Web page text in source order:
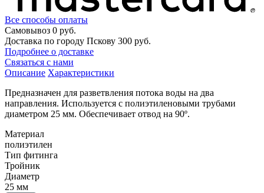
Все способы оплаты
Самовывоз 0 руб.
Доставка по городу Пскову 300 руб.
Подробнее о доставке
Связаться с нами
Описание Характеристики
Предназначен для разветвления потока воды на два
направления. Используется с полиэтиленовыми трубами
диаметром 25 мм. Обеспечивает отвод на 90º.
Материал
полиэтилен
Тип фитинга
Тройник
Диаметр
25 мм